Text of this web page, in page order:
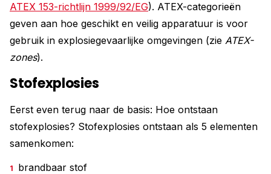
ATEX 153-richtlijn 1999/92/EG). ATEX-categorieën
geven aan hoe geschikt en veilig apparatuur is voor
gebruik in explosiegevaarlijke omgevingen (zie ATEX-
zones).
Stofexplosies
Eerst even terug naar de basis: Hoe ontstaan
stofexplosies? Stofexplosies ontstaan als 5 elementen
samenkomen:
brandbaar stof